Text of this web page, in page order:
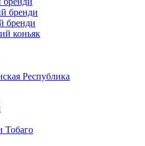
бренди
бренди
коньяк
Республика
Тобаго